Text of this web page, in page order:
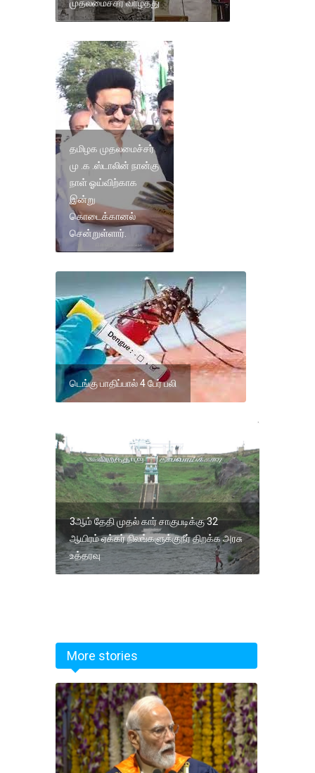
முதலமைச்சர் வாழ்த்து
தமிழக முதலமைச்சர்
மு .க .ஸ்டாலின் நான்கு
நாள் ஓய்விற்காக
இன்று
கொடைக்கானல்
சென்றுள்ளார்.
டெங்கு பாதிப்பால் 4 பேர் பலி
3ஆம் தேதி முதல் கார் சாகுபடிக்கு 32
ஆயிரம் ஏக்கர் நிலங்களுக்குநீர் திறக்க அரசு
உத்தரவு
More stories